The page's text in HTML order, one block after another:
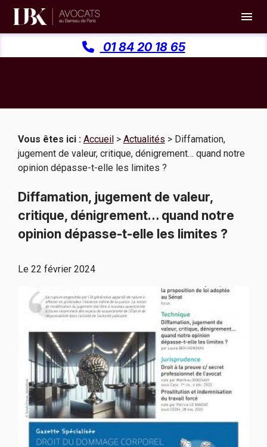
menu
01 84 20 18 65
Vous êtes ici : Accueil> Actualités > Diffamation,
jugement de valeur, critique, dénigrement… quand notre
opinion dépasse-t-elle les limites ?
Diffamation, jugement de valeur,
critique, dénigrement… quand notre
opinion dépasse-t-elle les limites ?
Le 22 février 2024
Panneau de gestion des cookies